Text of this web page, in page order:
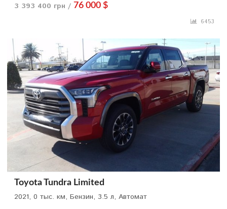
3 393 400 грн / 76 000 $
6453
Toyota Tundra Limited
2021, 0 тыс. км, Бензин, 3.5 л, Автомат